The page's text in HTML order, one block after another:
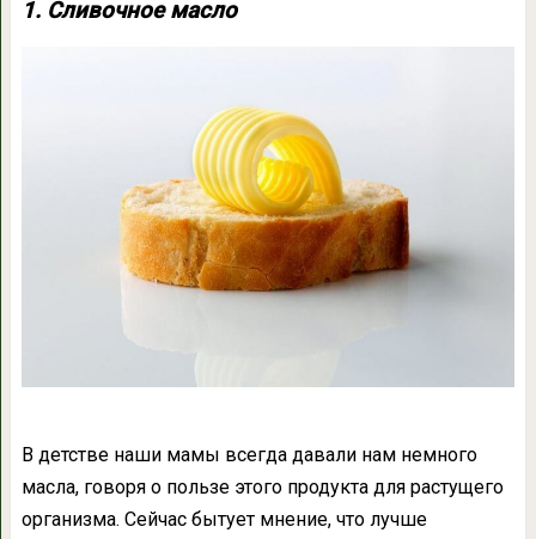
1. Сливочное масло
В детстве наши мамы всегда давали нам немного
масла, говоря о пользе этого продукта для растущего
организма. Сейчас бытует мнение, что лучше